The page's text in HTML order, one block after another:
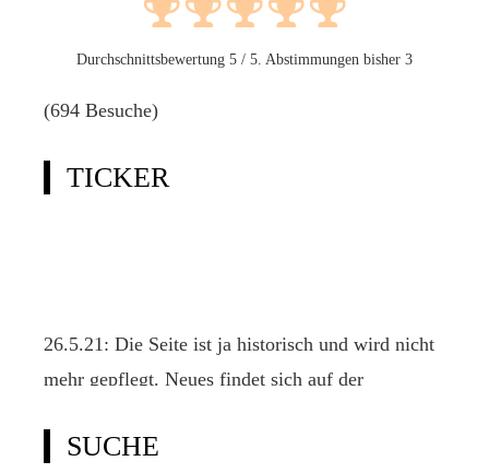
Durchschnittsbewertung 5 / 5. Abstimmungen bisher 3
(694 Besuche)
TICKER
26.5.21: Die Seite ist ja historisch und wird nicht
mehr gepflegt. Neues findet sich auf der
SUCHE